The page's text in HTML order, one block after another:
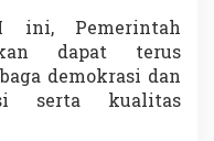
ini, Pemerintah
dapat terus
demokrasi dan
serta kualitas